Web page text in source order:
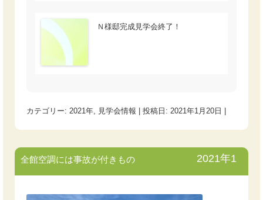
Ｎ様邸完成見学会終了！
カテゴリー: 2021年 見学会情報 | 投稿日: 2021年1月20日
全館空調には事故が付きもの
2021年1